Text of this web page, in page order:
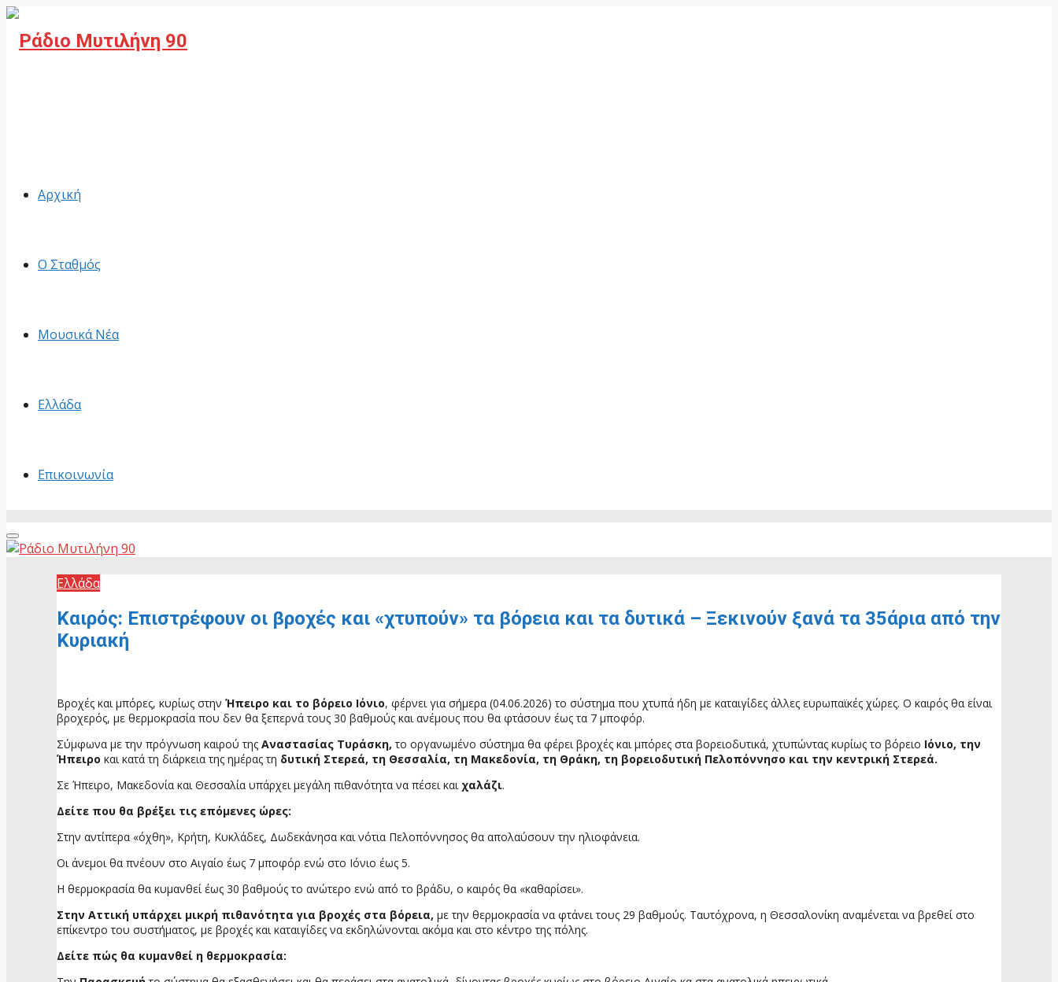
Αρχική
Ο Σταθμός
Μουσικά Νέα
Ελλάδα
Επικοινωνία
Primary
Menu
Ελλάδα
Καιρός: Επιστρέφουν οι βροχές και «χτυπούν» τα βόρεια και τα δυτικά – Ξεκινούν ξανά τα 35άρια από την
Κυριακή
Βροχές και μπόρες, κυρίως στην Ήπειρο και το βόρειο Ιόνιο, φέρνει για σήμερα (04.06.2026) το σύστημα που χτυπά ήδη με καταιγίδες άλλες ευρωπαϊκές χώρες. Ο καιρός θα είναι
βροχερός, με θερμοκρασία που δεν θα ξεπερνά τους 30 βαθμούς και ανέμους που θα φτάσουν έως τα 7 μποφόρ.
Σύμφωνα με την πρόγνωση καιρού της Αναστασίας Τυράσκη, το οργανωμένο σύστημα θα φέρει βροχές και μπόρες στα βορειοδυτικά, χτυπώντας κυρίως το βόρειο Ιόνιο, την
Ήπειρο και κατά τη διάρκεια της ημέρας τη δυτική Στερεά, τη Θεσσαλία, τη Μακεδονία, τη Θράκη, τη βορειοδυτική Πελοπόννησο και την κεντρική Στερεά.
Σε Ήπειρο, Μακεδονία και Θεσσαλία υπάρχει μεγάλη πιθανότητα να πέσει και χαλάζι.
Δείτε που θα βρέξει τις επόμενες ώρες:
Στην αντίπερα «όχθη», Κρήτη, Κυκλάδες, Δωδεκάνησα και νότια Πελοπόννησος θα απολαύσουν την ηλιοφάνεια.
Οι άνεμοι θα πνέουν στο Αιγαίο έως 7 μποφόρ ενώ στο Ιόνιο έως 5.
Η θερμοκρασία θα κυμανθεί έως 30 βαθμούς το ανώτερο ενώ από το βράδυ, ο καιρός θα «καθαρίσει».
Στην Αττική υπάρχει μικρή πιθανότητα για βροχές στα βόρεια, με την θερμοκρασία να φτάνει τους 29 βαθμούς. Ταυτόχρονα, η Θεσσαλονίκη αναμένεται να βρεθεί στο
επίκεντρο του συστήματος, με βροχές και καταιγίδες να εκδηλώνονται ακόμα και στο κέντρο της πόλης.
Δείτε πώς θα κυμανθεί η θερμοκρασία: